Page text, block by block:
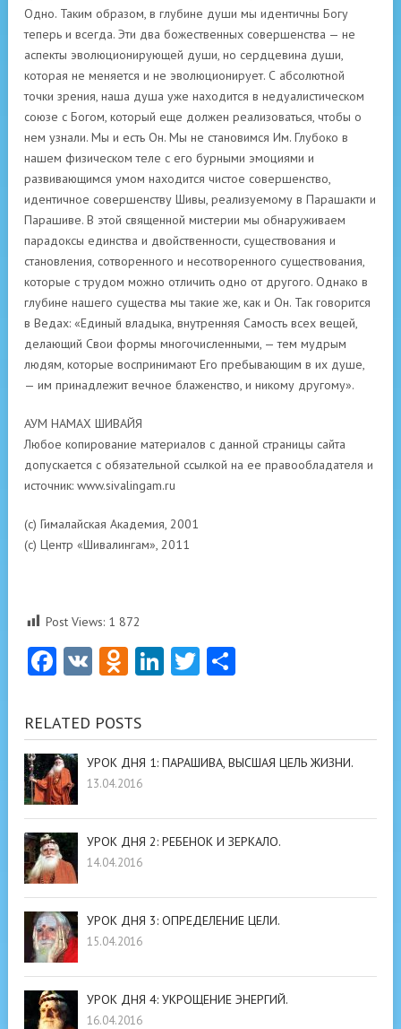
Одно. Таким образом, в глубине души мы идентичны Богу
теперь и всегда. Эти два божественных совершенства — не
аспекты эволюционирующей души, но сердцевина души,
которая не меняется и не эволюционирует. С абсолютной
точки зрения, наша душа уже находится в недуалистическом
союзе с Богом, который еще должен реализоваться, чтобы о
нем узнали. Мы и есть Он. Мы не становимся Им. Глубоко в
нашем физическом теле с его бурными эмоциями и
развивающимся умом находится чистое совершенство,
идентичное совершенству Шивы, реализуемому в Парашакти и
Парашиве. В этой священной мистерии мы обнаруживаем
парадоксы единства и двойственности, существования и
становления, сотворенного и несотворенного существования,
которые с трудом можно отличить одно от другого. Однако в
глубине нашего существа мы такие же, как и Он. Так говорится
в Ведах: «Единый владыка, внутренняя Самость всех вещей,
делающий Свои формы многочисленными, — тем мудрым
людям, которые воспринимают Его пребывающим в их душе,
— им принадлежит вечное блаженство, и никому другому».
АУМ НАМАХ ШИВАЙЯ
Любое копирование материалов с данной страницы сайта
допускается с обязательной ссылкой на ее правообладателя и
источник: www.sivalingam.ru
(с) Гималайская Академия, 2001
(с) Центр «Шивалингам», 2011
Post Views: 1 872
Facebook
VK Odnoklassniki
LinkedIn
Twitter
RELATED POSTS
УРОК ДНЯ 1: ПАРАШИВА, ВЫСШАЯ ЦЕЛЬ ЖИЗНИ.
13.04.2016
УРОК ДНЯ 2: РЕБЕНОК И ЗЕРКАЛО.
14.04.2016
УРОК ДНЯ 3: ОПРЕДЕЛЕНИЕ ЦЕЛИ.
15.04.2016
УРОК ДНЯ 4: УКРОЩЕНИЕ ЭНЕРГИЙ.
16.04.2016